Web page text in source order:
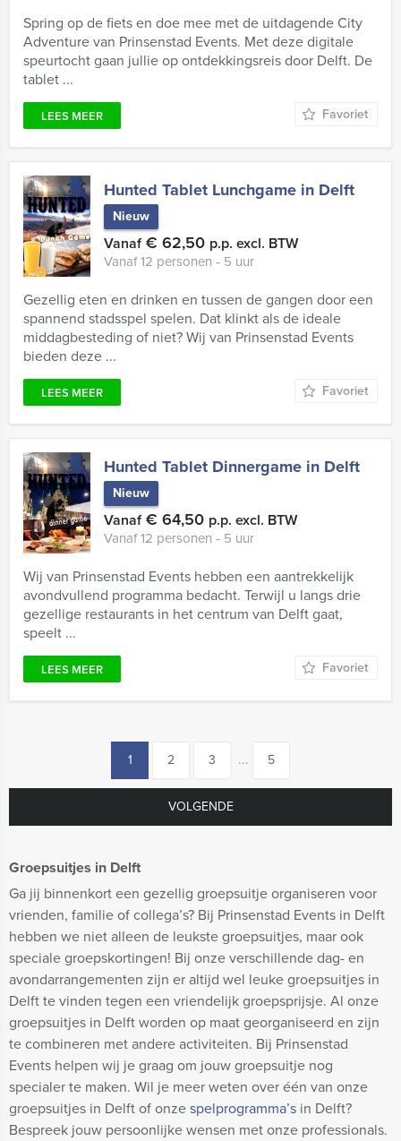
Groepsuitjes in Delft
Ga jij binnenkort een gezellig groepsuitje organiseren voor
vrienden, familie of collega’s? Bij Prinsenstad Events in Delft
hebben we niet alleen de leukste groepsuitjes, maar ook
speciale groepskortingen! Bij onze verschillende dag- en
avondarrangementen zijn er altijd wel leuke groepsuitjes in
Delft te vinden tegen een vriendelijk groepsprijsje. Al onze
groepsuitjes in Delft worden op maat georganiseerd en zijn
te combineren met andere activiteiten. Bij Prinsenstad
Events helpen wij je graag om jouw groepsuitje nog
specialer te maken. Wil je meer weten over één van onze
groepsuitjes in Delft of onzespelprogramma’s in Delft?
Bespreek jouw persoonlijke wensen met onze professionals.
Spring op de fiets en doe mee met de uitdagende City
Adventure van Prinsenstad Events. Met deze digitale
speurtocht gaan jullie op ontdekkingsreis door Delft. De
tablet ...
LEES MEER Favoriet
Hunted Tablet Lunchgame in Delft
Nieuw
Vanaf€ 62,50 p.p. excl. BTW
Vanaf 12 personen ‐ 5 uur
Gezellig eten en drinken en tussen de gangen door een
spannend stadsspel spelen. Dat klinkt als de ideale
middagbesteding of niet? Wij van Prinsenstad Events
bieden deze ...
LEES MEER Favoriet
Hunted Tablet Dinnergame in Delft
Nieuw
Vanaf€ 64,50 p.p. excl. BTW
Vanaf 12 personen ‐ 5 uur
Wij van Prinsenstad Events hebben een aantrekkelijk
avondvullend programma bedacht. Terwijl u langs drie
gezellige restaurants in het centrum van Delft gaat,
speelt ...
LEES MEER Favoriet
1 2 3 ... 5
VOLGENDE